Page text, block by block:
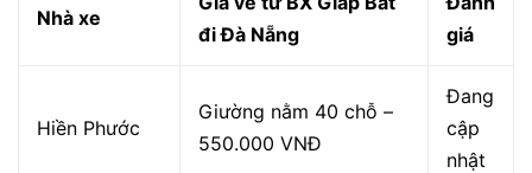
Nhà xe
đi Đà Nẵng
giá
Hiền Phước
Giường nằm 40 chỗ –
550.000 VNĐ
Đang
cập
nhật